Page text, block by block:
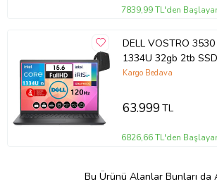
7839,99 TL'den
DELL VOSTRO
1334U 32gb 2tb
120HZ W11Home
Kargo Bedava
63.999TL
6826,66 TL'den
Bu Ürünü Alanlar Bunları da